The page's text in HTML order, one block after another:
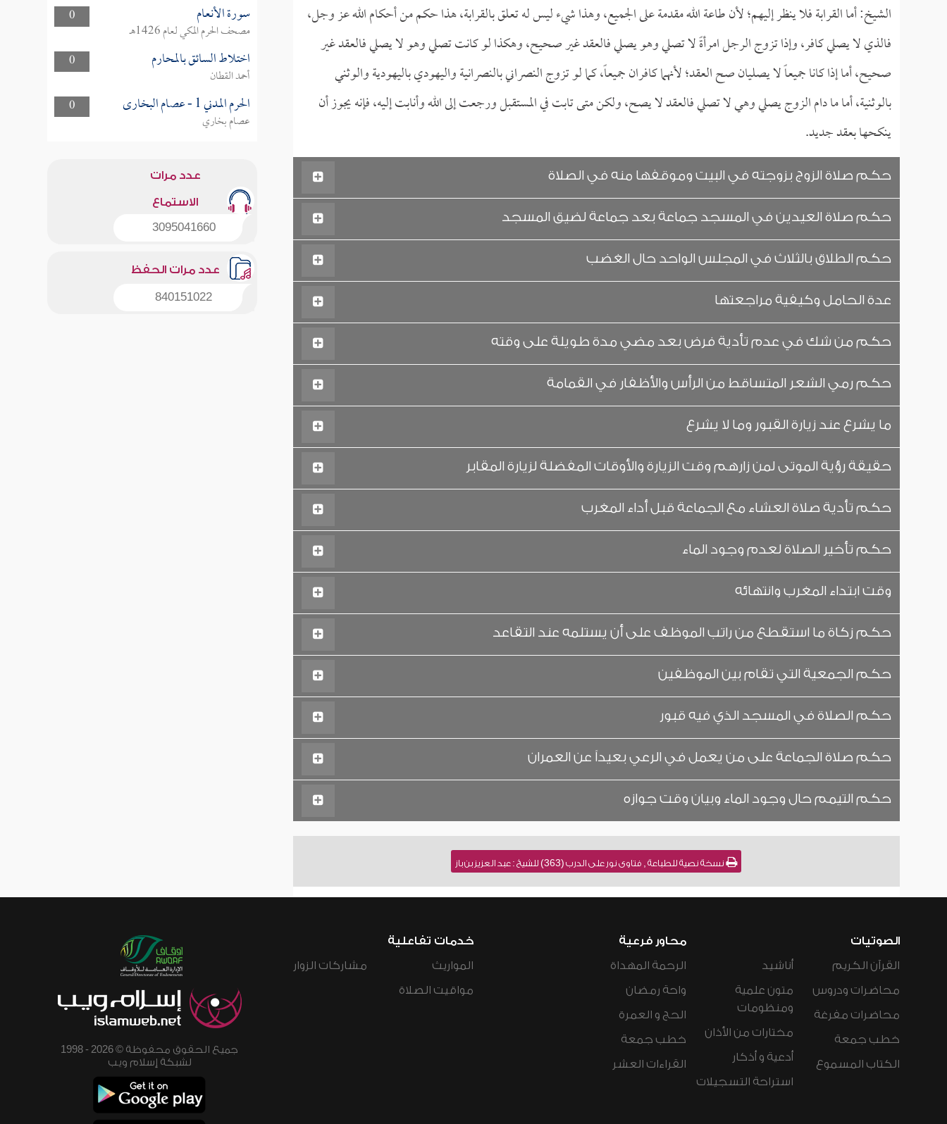
الشيخ: أما القرابة فلا ينظر إليهم؛ لأن طاعة الله مقدمة على الجميع، وهذا شيء ليس له تعلق بالقرابة، هذا حكم من أحكام الله عز وجل،
فالذي لا يصلي كافر، وإذا تزوج الرجل امرأةً لا تصلي وهو يصلي فالعقد غير صحيح، وهكذا لو كانت تصلي وهو لا يصلي فالعقد غير
صحيح، أما إذا كانا جميعاً لا يصليان صح العقد؛ لأنهما كافران جميعاً، كما لو تزوج النصراني بالنصرانية واليهودي باليهودية والوثني
بالوثنية، أما ما دام الزوج يصلي وهي لا تصلي فالعقد لا يصح، ولكن متى تابت في المستقبل ورجعت إلى الله وأنابت إليه، فإنه يجوز أن
ينكحها بعقد جديد.
حكم صلاة الزوج بزوجته في البيت وموقفها منه في الصلاة
حكم صلاة العيدين في المسجد جماعة بعد جماعة لضيق المسجد
حكم الطلاق بالثلاث في المجلس الواحد حال الغضب
عدة الحامل وكيفية مراجعتها
حكم من شك في عدم تأدية فرض بعد مضي مدة طويلة على وقته
حكم رمي الشعر المتساقط من الرأس والأظفار في القمامة
ما يشرع عند زيارة القبور وما لا يشرع
حقيقة رؤية الموتى لمن زارهم وقت الزيارة والأوقات المفضلة لزيارة المقابر
حكم تأدية صلاة العشاء مع الجماعة قبل أداء المغرب
حكم تأخير الصلاة لعدم وجود الماء
وقت ابتداء المغرب وانتهائه
حكم زكاة ما استقطع من راتب الموظف على أن يستلمه عند التقاعد
حكم الجمعية التي تقام بين الموظفين
حكم الصلاة في المسجد الذي فيه قبور
حكم صلاة الجماعة على من يعمل في الرعي بعيداً عن العمران
حكم التيمم حال وجود الماء وبيان وقت جوازه
نسخة نصية للطباعة , فتاوى نور على الدرب (363) للشيخ : عبد العزيز بن باز
0
سورة الأنعام
مصحف الحرم المكي لعام 1426هـ
0
اختلاط السائق بالمحارم
أحمد القطان
0
الحرم المدني 1 - عصام البخارى
عصام بخاري
عدد مرات
الاستماع
3095041660
عدد مرات الحفظ
840151022
الصوتيات
القرآن الكريم
محاضرات ودروس
محاضرات مفرغة
خطب جمعة
الكتاب المسموع
أناشيد
متون علمية
ومنظومات
مختارات من الأذان
أدعية و أذكار
استراحة التسجيلات
محاور فرعية
الرحمة المهداة
واحة رمضان
الحج و العمرة
خطب جمعة
القراءات العشر
خدمات تفاعلية
المواريث
مواقيت الصلاة
مشاركات الزوار
جميع الحقوق محفوظة © 2026 - 1998
لشبكة إسلام ويب